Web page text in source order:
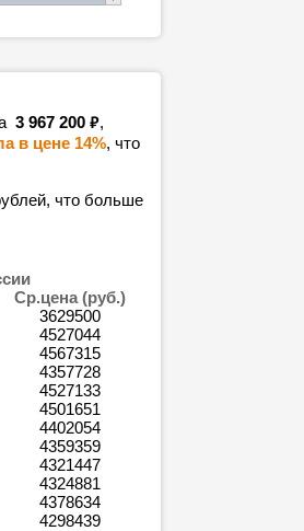
3 967 200 ₽,
в цене 14%, что
что больше
Ср.цена (руб.)
3629500
4527044
4567315
4357728
4527133
4501651
4402054
4359359
4321447
4324881
4378634
4298439